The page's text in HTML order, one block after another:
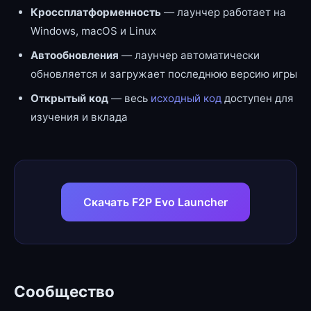
Кроссплатформенность — лаунчер работает на
Windows, macOS и Linux
Автообновления — лаунчер автоматически
обновляется и загружает последнюю версию игры
Открытый код — весь исходный код доступен для
изучения и вклада
Скачать F2P Evo Launcher
Сообщество